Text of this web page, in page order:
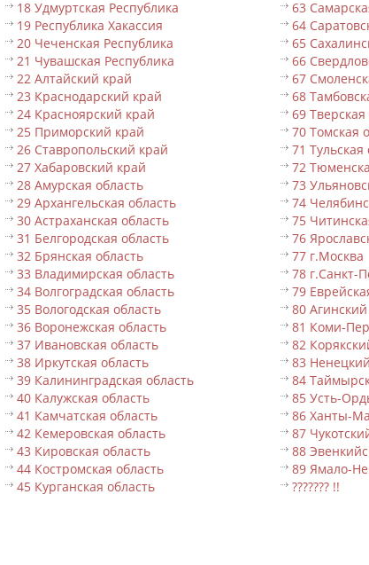
18 Удмуртская Республика
19 Республика Хакассия
20 Чеченская Республика
21 Чувашская Республика
22 Алтайский край
23 Краснодарский край
24 Красноярский край
25 Приморский край
26 Ставропольский край
27 Хабаровский край
28 Амурская область
29 Архангельская область
30 Астраханская область
31 Белгородская область
32 Брянская область
33 Владимирская область
34 Волгоградская область
35 Вологодская область
36 Воронежская область
37 Ивановская область
38 Иркутская область
39 Калининградская область
40 Калужская область
41 Камчатская область
42 Кемеровская область
43 Кировская область
44 Костромская область
45 Курганская область
63
64
65
66
67
68
69 Тверская
70 Томская
71 Тульская
72
73
74
75
76
77 г.Москва
78 г.Санкт-
79
80
81 Коми-
82
83
84
85 Усть-
86 Ханты-
87
88
89 Ямало-
??????? !!